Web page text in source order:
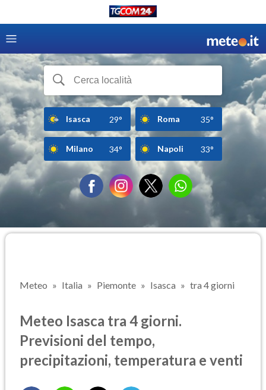
Isasca 29° Roma 35°
Milano 34° Napoli 33°
Meteo Italia Piemonte Isasca tra 4 giorni
Meteo Isasca tra 4 giorni.
Previsioni del tempo,
precipitazioni, temperatura e venti